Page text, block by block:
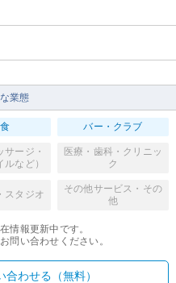
業態
バー・クラブ
サージ・
など）
医療・歯科・クリニッ
ク
スタジオ
その他サービス・その
他
情報更新中です。
問い合わせください。
わせる（無料）